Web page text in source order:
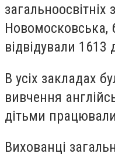
загальноосвітніх
Новомосковська,
відвідували 1613
В усіх закладах
вивчення
дітьми
Вихованці